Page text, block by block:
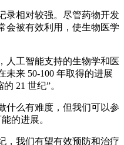
相对较强。尽管药物开发
会被有效利用，使生物医学
工智能支持的生物学和医
未来 50-100 年取得的进展
21 世纪”。
么有难度，但我们可以参
的进展。
我们有望有效预防和治疗